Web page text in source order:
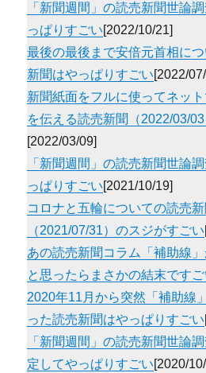
「新聞週間」の読売新聞世論
っぱりすごい[2022/10/21]
最後の最後まで安倍元首相に
新聞はやっぱりすごい[2022/
新聞紙面をフルに使ってネッ
を伝える読売新聞（2022/03/
[2022/03/09]
「新聞週間」の読売新聞世論
っぱりすごい[2021/10/19]
コロナと五輪についての読売
（2021/07/31）のスジがすごい
あの読売新聞コラム「補助線
と思ったらまさかの結末ですご
2020年11月から突然「補助線
った読売新聞はやっぱりすごい
「新聞週間」の読売新聞世論
定してやっぱりすごい[2020/